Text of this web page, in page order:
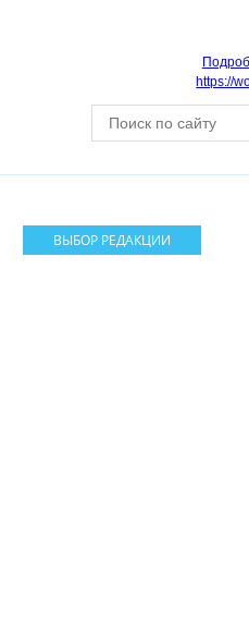
https://
ВЫБОР РЕДАКЦИИ